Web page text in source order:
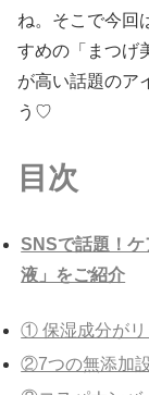
ね。そこで今回
すめの「まつげ
が高い話題のア
う♡
目次
SNSで話題！
液」をご紹介
① 保湿成分がリ
②7つの無添加